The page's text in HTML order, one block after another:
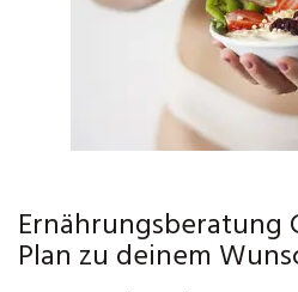
Ernährungsberatung
Plan zu deinem